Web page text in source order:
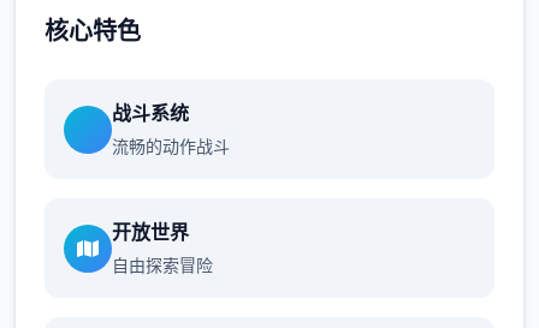
核心特色
战斗系统
流畅的动作战斗
开放世界
自由探索冒险